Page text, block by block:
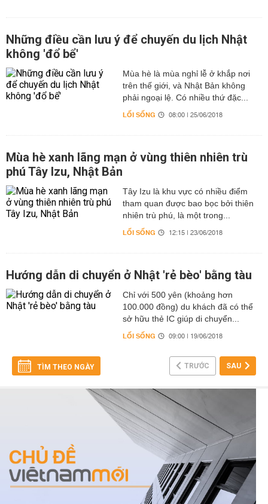
Những điều cần lưu ý để chuyến du lịch Nhật
không 'đổ bể'
Mùa hè là mùa nghỉ lễ ở khắp nơi
trên thế giới, và Nhật Bản không
phải ngoại lệ. Có nhiều thứ đặc...
LỐI SỐNG 08:00 | 25/06/2018
Mùa hè xanh lãng mạn ở vùng thiên nhiên trù
phú Tây Izu, Nhật Bản
Tây Izu là khu vực có nhiều điểm
tham quan được bao bọc bởi thiên
nhiên trù phú, là một trong...
LỐI SỐNG 12:15 | 23/06/2018
Hướng dẫn di chuyển ở Nhật 'rẻ bèo' bằng tàu
Chỉ với 500 yên (khoảng hơn
100.000 đồng) du khách đã có thể
sở hữu thẻ IC giúp di chuyển...
LỐI SỐNG 09:00 | 19/06/2018
TÌM THEO NGÀY TRƯỚC SAU